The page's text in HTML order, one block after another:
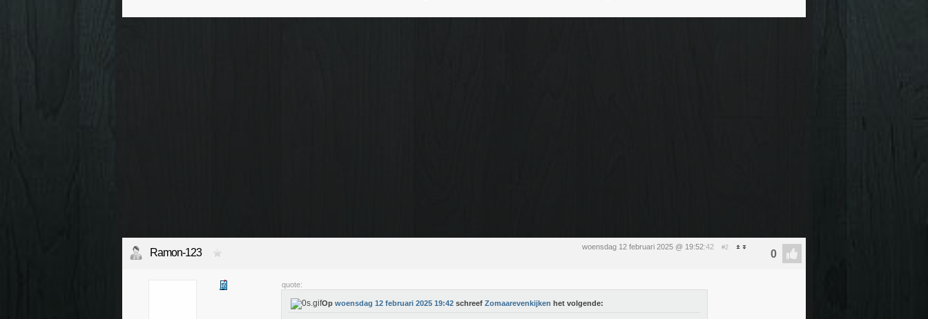
woensdag 12 februari 2025 @ 19:52:42 #2
Ramon-123
quote:
Op woensdag 12 februari 2025 19:42 schreef Zomaarevenkijken het volgende: